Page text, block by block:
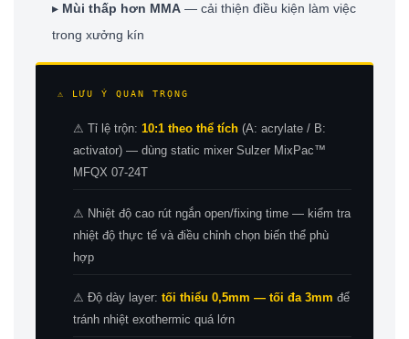
▸ Mùi thấp hơn MMA — cải thiện điều kiện làm việc
trong xưởng kín
⚠ LƯU Ý QUAN TRỌNG
⚠ Tỉ lệ trộn: 10:1 theo thể tích(A: acrylate / B:
activator) — dùng static mixer Sulzer MixPac™
MFQX 07-24T
⚠ Nhiệt độ cao rút ngắn open/fixing time — kiểm tra
nhiệt độ thực tế và điều chỉnh chọn biến thể phù
hợp
⚠ Độ dày layer: tối thiểu 0,5mm — tối đa 3mm để
tránh nhiệt exothermic quá lớn